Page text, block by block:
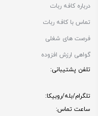
درباره کافه ربات
تماس با کافه ربات
فرصت های شغلی
گواهی ارزش افزوده
تلفن پشتیبانی:
تلگرام/بله/روبیکا:
ساعت تماس: